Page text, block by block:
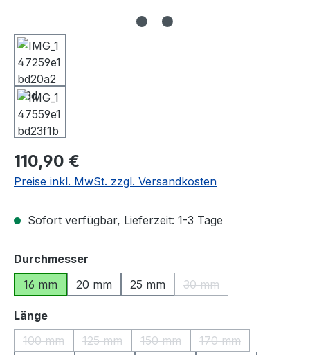
Regulärer Preis:
110,90 €
Preise inkl. MwSt. zzgl. Versandkosten
Sofort verfügbar, Lieferzeit: 1-3 Tage
Durchmesser
16 mm
20 mm 25 mm 30 mm
(Diese Option ist
Längeauswählen
100 mm
(Diese Option ist zurzeit nicht verfügbar.)
125 mm
(Diese Option ist zurzeit nicht verfügbar.)
150 mm
(Diese Option ist zurzeit nicht
170 mm
(Diese Option ist